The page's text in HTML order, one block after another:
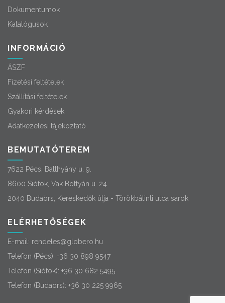
Dokumentumok
Katalógusok
INFORMÁCIÓ
ÁSZF
Fizetési feltételek
Szállítási feltételek
Gyakori kérdések
Adatkezelési tájékoztató
BEMUTATÓTEREM
7622 Pécs, Batthyány u. 9.
8600 Siófok, Vak Bottyán u. 24.
2040 Budaörs, Kereskedők útja - Törökbálinti utca sarok
ELÉRHETŐSÉGEK
E-mail: rendeles@globero.hu
Telefon (Pécs): +36 30 898 9547
Telefon (Siófok): +36 30 682 5495
Telefon (Budaörs): +36 30 225 9965